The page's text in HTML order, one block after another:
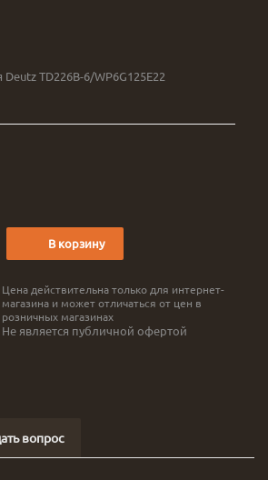
TD226B-6/WP6G125E22
В корзину
Цена действительна только для интернет-
магазина и может отличаться от цен в
розничных магазинах
Не является публичной офертой
вопрос